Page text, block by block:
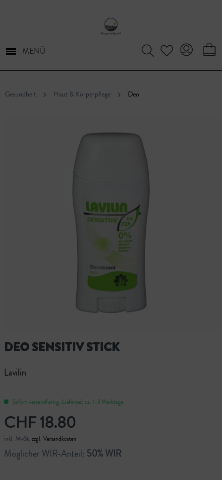
MENÜ
Gesundheit Haut & Körperpflege Deo
DEO SENSITIV STICK
Lavilin
Sofort versandfertig, Lieferzeit ca. 1-3 Werktage
CHF 18.80
inkl. MwSt. zzgl. Versandkosten
Möglicher WIR-Anteil: 50% WIR